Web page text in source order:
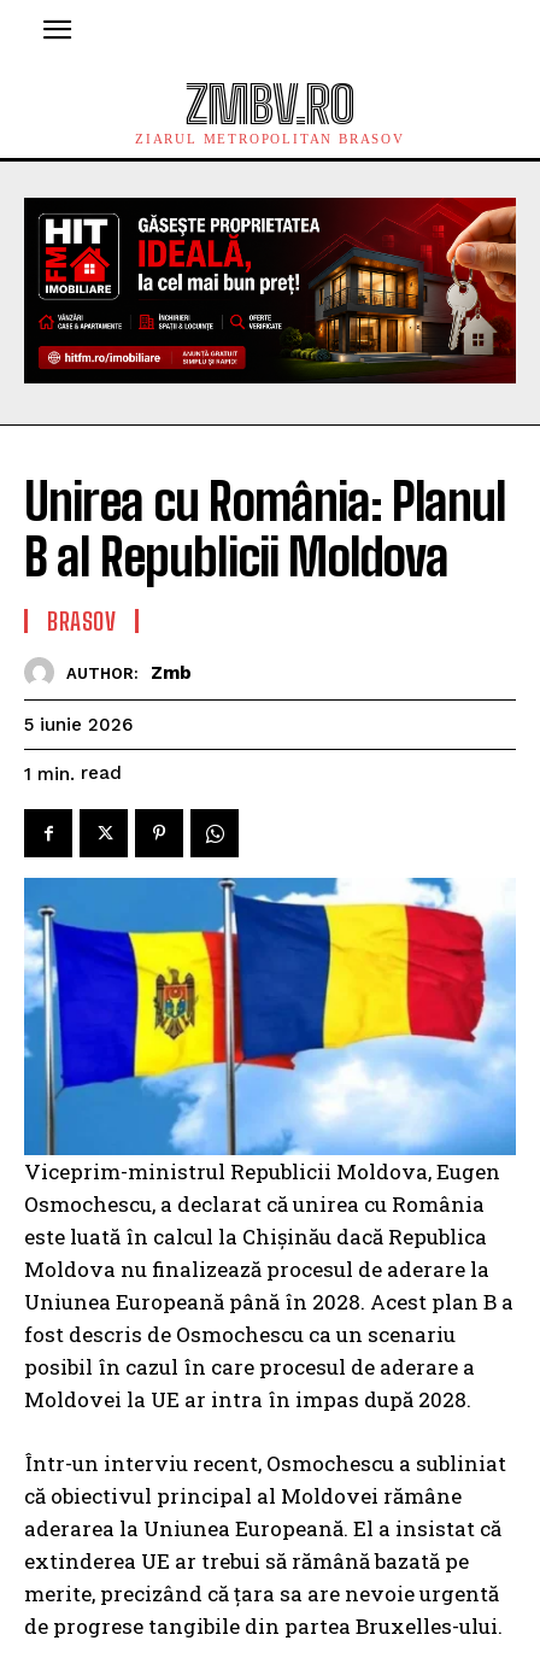
ZMBV.RO
ZIARUL METROPOLITAN BRASOV
Unirea cu România: Planul
B al Republicii Moldova
BRASOV
AUTHOR: Zmb
5 iunie 2026
1 min. read
Viceprim-ministrul Republicii Moldova, Eugen
Osmochescu, a declarat că unirea cu România
este luată în calcul la Chișinău dacă Republica
Moldova nu finalizează procesul de aderare la
Uniunea Europeană până în 2028. Acest plan B a
fost descris de Osmochescu ca un scenariu
posibil în cazul în care procesul de aderare a
Moldovei la UE ar intra în impas după 2028.
Într-un interviu recent, Osmochescu a subliniat
că obiectivul principal al Moldovei rămâne
aderarea la Uniunea Europeană. El a insistat că
extinderea UE ar trebui să rămână bazată pe
merite, precizând că țara sa are nevoie urgentă
de progrese tangibile din partea Bruxelles-ului.